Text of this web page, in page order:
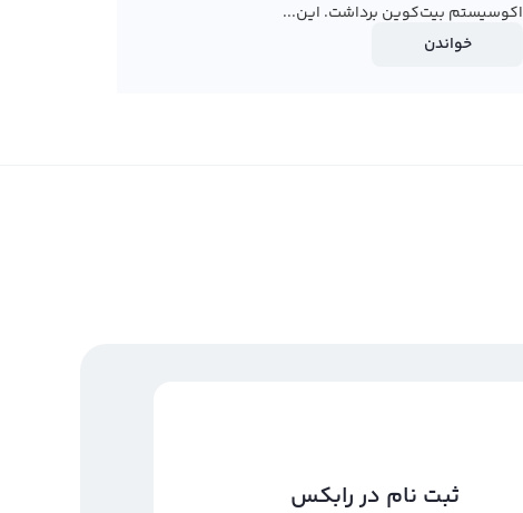
اکوسیستم بیت‌کوین برداشت. این...
خواندن
ثبت نام در رابکس